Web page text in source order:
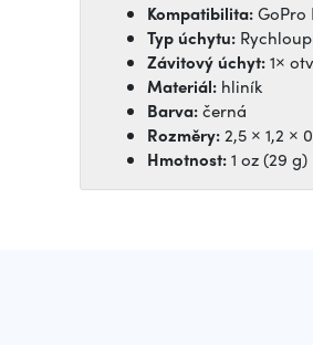
Kompatibilita:GoPro
Typ úchytu:
Závitový úchyt:1×
Materiál: hliník
Barva:černá
Rozměry:2,5 × 1,2 ×
Hmotnost:1 oz (29 g)